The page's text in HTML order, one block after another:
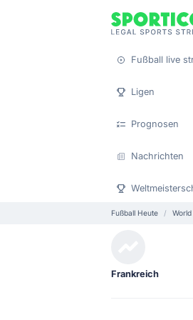
Fußball live
Ligen
Prognosen
Nachrichten
Fußball Heute
Frankreich